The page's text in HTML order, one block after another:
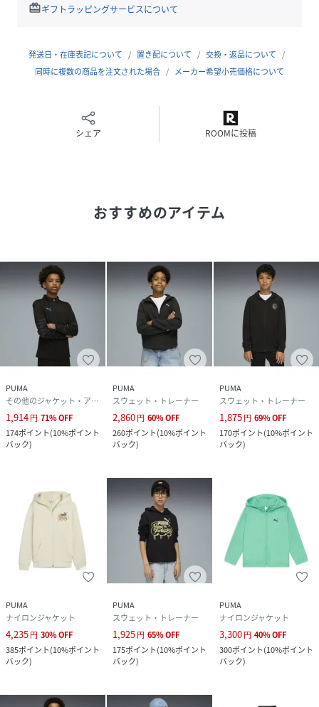
をプラスし、毎日のコーディネートに自信と遊び心を添えま
インに、フルジップ仕様で着脱もスムーズ。カンガルーポケ
ットやリブ編みの裾と袖口など、ディテールにもこだわった
サステナブルな選択肢でもあります。
ネック:クルーネック
長袖
ファスナー:フルジップ
長さ:レギュラー
ポケット:カンガルーポケット
リブ編みの裾と袖口
8歳以上のお子様におすすめ
性別タイプ キッズ
原産国 中国
トン97%ポリウレタン3%,フード裏地:コットン
120、130、140、150、160
品番
QC2611_691182
691182-16-16-I QC2611
redeemギフトラッピングサービスについて
発送日・在庫表記について 置き配について
交換・返品について
同時に複数の商品を注文された場合
メーカー希望小売価格について
シェア ROOMに投稿
おすすめのアイテム
PUMA
その他のジャケット・アウター
1,914円 71%OFF
174ポイント(10%ポイント
バック)
PUMA
スウェット・トレーナー
2,860円 60%OFF
260ポイント(10%ポイント
バック)
PUMA
スウェット・トレーナー
1,875円 69%OFF
170ポイント(10%ポイント
バック)
PUMA
ナイロンジャケット
4,235円 30%OFF
385ポイント(10%ポイント
バック)
PUMA
スウェット・トレーナー
1,925円 65%OFF
175ポイント(10%ポイント
バック)
PUMA
ナイロンジャケット
3,300円 40%OFF
300ポイント(10%ポイント
バック)